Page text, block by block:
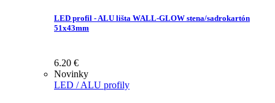
LED profil - ALU lišta WALL-GLOW stena/sadrokartón
51x43mm
6.20 €
Novinky
LED / ALU profily